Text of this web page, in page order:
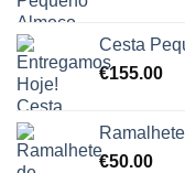
Cesta
€155.00
€50.00